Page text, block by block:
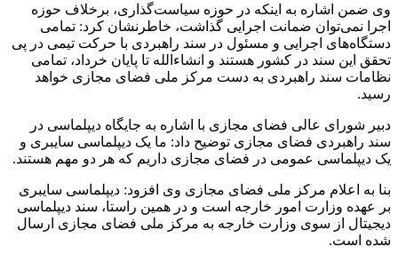
وی ضمن اشاره به اینکه در حوزه سیاست‌گذاری، برخلاف حوزه
اجرا نمی‌توان ضمانت اجرایی گذاشت، خاطرنشان کرد: تمامی
دستگاه‌های اجرایی و مسئول در سند راهبردی با حرکت تیمی در پی
تحقق این سند در کشور هستند و انشاءالله تا پایان خرداد، تمامی
نظامات سند راهبردی به دست مرکز ملی فضای مجازی خواهد
رسید.
دبیر شورای عالی فضای مجازی با اشاره به جایگاه دیپلماسی در
سند راهبردی فضای مجازی توضیح داد: ما یک دیپلماسی سایبری و
یک دیپلماسی عمومی در فضای مجازی داریم که هر دو مهم هستند.
بنا به اعلام مرکز ملی فضای مجازی وی افزود: دیپلماسی سایبری
بر عهده وزارت امور خارجه است و در همین راستا، سند دیپلماسی
دیجیتال از سوی وزارت خارجه به مرکز ملی فضای مجازی ارسال
شده است.